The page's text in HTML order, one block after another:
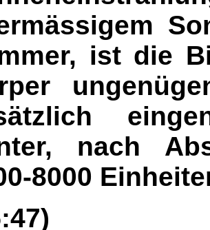
ist die
nach
8000